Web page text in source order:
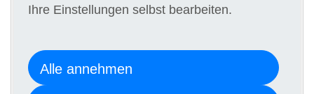
Digitale Kursunterlagen
Kursgebühr
15 x 149,00 €
Ihre Einstellungen selbst bearbeiten.
Alle annehmen